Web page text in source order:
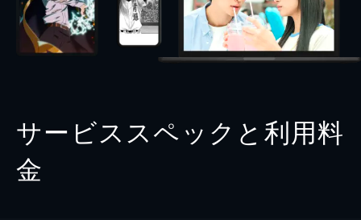
サービススペックと利用料
金